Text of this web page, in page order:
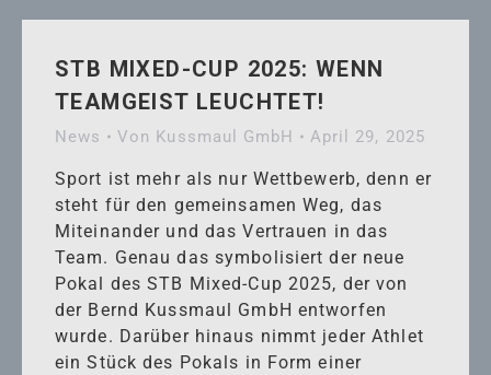
STB MIXED-CUP 2025: WENN
TEAMGEIST LEUCHTET!
News Von Kussmaul GmbH April 29, 2025
Sport ist mehr als nur Wettbewerb, denn er
steht für den gemeinsamen Weg, das
Miteinander und das Vertrauen in das
Team. Genau das symbolisiert der neue
Pokal des STB Mixed-Cup 2025, der von
der Bernd Kussmaul GmbH entworfen
wurde. Darüber hinaus nimmt jeder Athlet
ein Stück des Pokals in Form einer